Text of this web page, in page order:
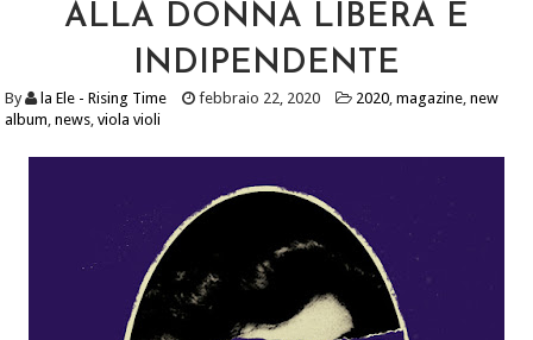
ALLA DONNA LIBERA E
INDIPENDENTE
By la Ele - Rising Time febbraio 22, 2020 2020,magazine,new
album,news,viola violi